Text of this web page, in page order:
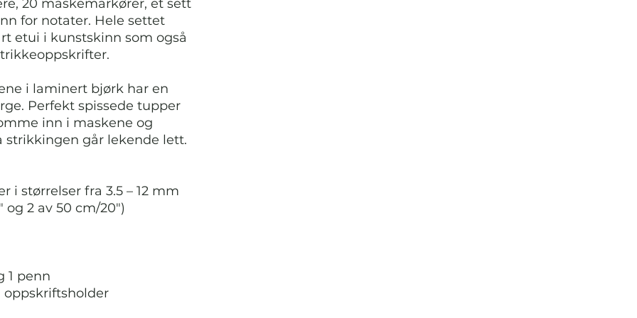
20 maskemarkører, et sett
for notater. Hele settet
etui i kunstskinn som også
i laminert bjørk har en
Perfekt spissede tupper
inn i maskene og
strikkingen går lekende lett.
i størrelser fra 3.5 – 12 mm
og 2 av 50 cm/20")
1 penn